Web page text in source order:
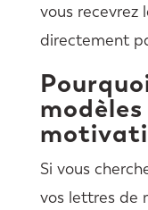
vous
directement
Si vous
vos lettres de